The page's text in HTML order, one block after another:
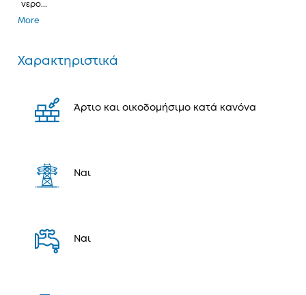
νερο...
More
Χαρακτηριστικά
Άρτιο και οικοδομήσιμο κατά κανόνα
Ναι
Ναι